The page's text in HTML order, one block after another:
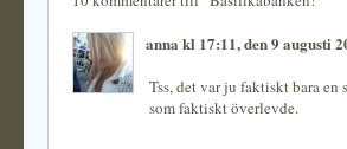
anna kl 17:11, den 9 augusti
Tss, det var ju faktiskt bara en
som faktiskt överlevde.